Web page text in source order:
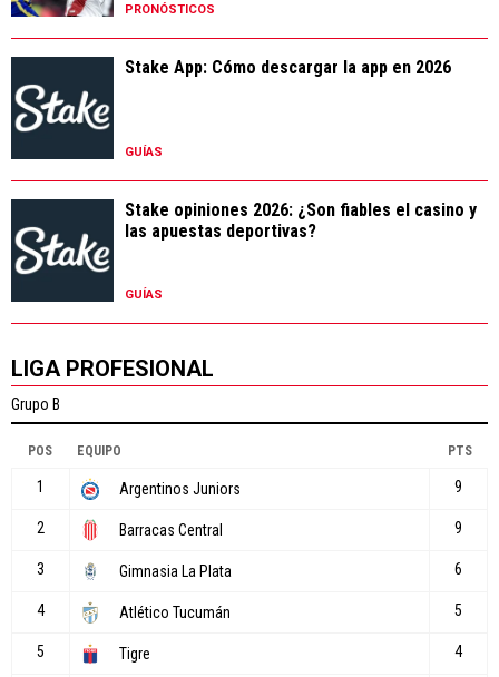
PRONÓSTICOS
Stake App: Cómo descargar la app en 2026
GUÍAS
Stake opiniones 2026: ¿Son fiables el casino y
las apuestas deportivas?
GUÍAS
LIGA PROFESIONAL